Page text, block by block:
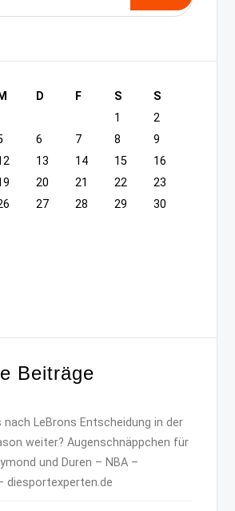
M D F S
S
1
2
6 7 8
9
13 14 15
16
20 21 22
23
27 28 29
30
Beiträge
nach LeBrons Entscheidung in der
weiter? Augenschnäppchen für
und Duren – NBA –
diesportexperten.de